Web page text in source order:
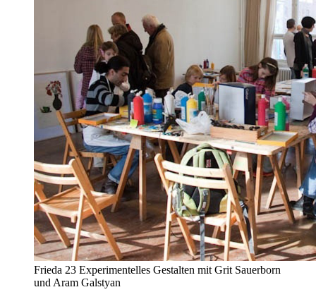
Frieda 23 Experimentelles Gestalten mit Grit Sauerborn
und Aram Galstyan